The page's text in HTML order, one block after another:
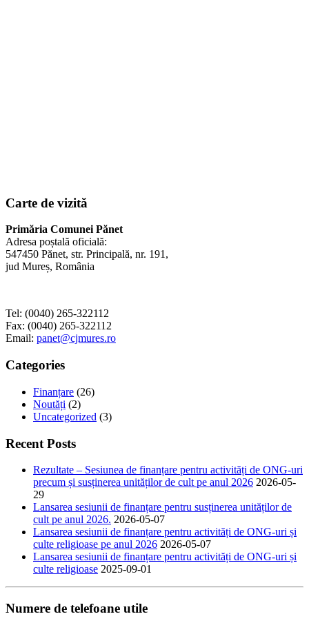
Carte de vizită
Primăria Comunei Pănet
Adresa poștală oficială:
547450 Pănet, str. Principală, nr. 191,
jud Mureș, România
Tel: (0040) 265-322112
Fax: (0040) 265-322112
Email: panet@cjmures.ro
Categories
Finanțare (26)
Noutăți (2)
Uncategorized (3)
Recent Posts
Rezultate – Sesiunea de finanțare pentru activități de ONG-uri
precum și susținerea unităților de cult pe anul 2026 2026-05-
29
Lansarea sesiunii de finanțare pentru susținerea unităților de
cult pe anul 2026. 2026-05-07
Lansarea sesiunii de finanțare pentru activități de ONG-uri și
culte religioase pe anul 2026 2026-05-07
Lansarea sesiunii de finanțare pentru activități de ONG-uri și
culte religioase 2025-09-01
Numere de telefoane utile